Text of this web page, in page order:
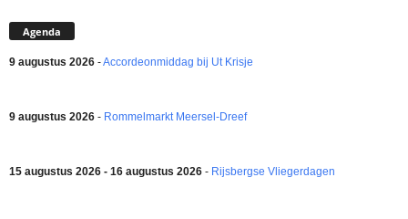
Agenda
9 augustus 2026 -Accordeonmiddag bij Ut Krisje
9 augustus 2026 - Rommelmarkt Meersel-Dreef
15 augustus 2026 - 16 augustus 2026 - Rijsbergse Vliegerdagen